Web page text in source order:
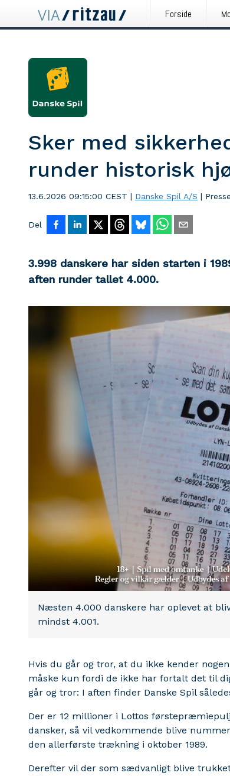
Forside
Sker med
runder historisk
13.6.2026 09:15:00 CEST | Danske Spil A/S |
Del
3.998 danskere har siden starten i
aften runder tallet 4.000.
Næsten 4.000 danskere har oplevet at
mindst 4.001.
Hvis du går og tror, at du ikke kender
måske kun fordi de ikke har fortalt det til
går og tror: I aften finder Danske Spil
Der er 12 millioner i Lottos
dansker, så vil vedkommende blive
den allerførste trækning i oktober 1989.
Derefter vil der som sædvanligt blive